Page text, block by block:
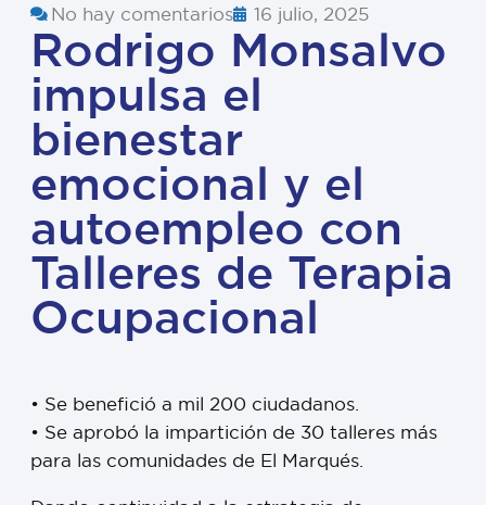
No hay comentarios 16 julio, 2025
Rodrigo Monsalvo
impulsa el
bienestar
emocional y el
autoempleo con
Talleres de Terapia
Ocupacional
• Se benefició a mil 200 ciudadanos.
• Se aprobó la impartición de 30 talleres más
para las comunidades de El Marqués.